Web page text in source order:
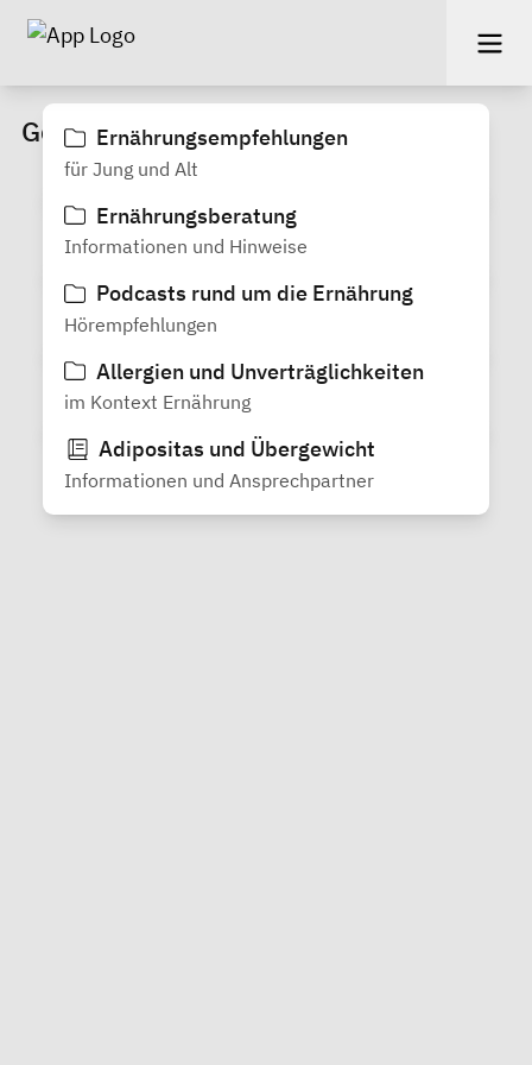
Gesunde Ernährung
Ernährungsempfehlungen
für Jung und Alt
Ernährungsberatung
Informationen und Hinweise
Podcasts rund um die Ernährung
Hörempfehlungen
Allergien und Unverträglichkeiten
im Kontext Ernährung
Adipositas und Übergewicht
Informationen und Ansprechpartner